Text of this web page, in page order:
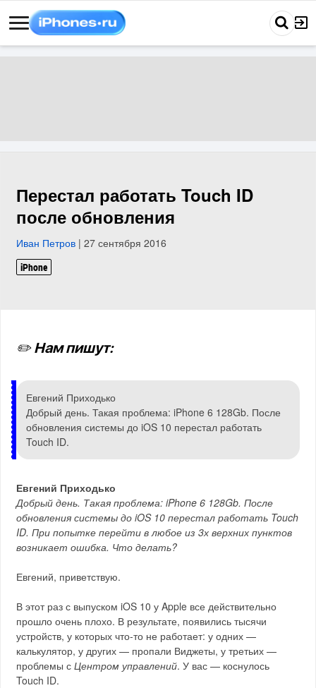
Перестал работать Touch ID
после обновления
Иван Петров | 27 сентября 2016
iPhone
✏️ Нам пишут:
Евгений Приходько
Добрый день. Такая проблема: iPhone 6 128Gb. После
обновления системы до iOS 10 перестал работать
Touch ID.
Евгений Приходько
Добрый день. Такая проблема: iPhone 6 128Gb. После
обновления системы до iOS 10 перестал работать Touch
ID. При попытке перейти в любое из 3х верхних пунктов
возникает ошибка. Что делать?
Евгений, приветствую.
В этот раз с выпуском iOS 10 у Apple все действительно
прошло очень плохо. В результате, появились тысячи
устройств, у которых что-то не работает: у одних —
калькулятор, у других — пропали Виджеты, у третьих —
проблемы сЦентром управлений. У вас — коснулось
Touch ID.